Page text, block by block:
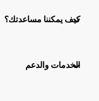
كيف يمكننا مساعدتك؟
الخدمات والدعم